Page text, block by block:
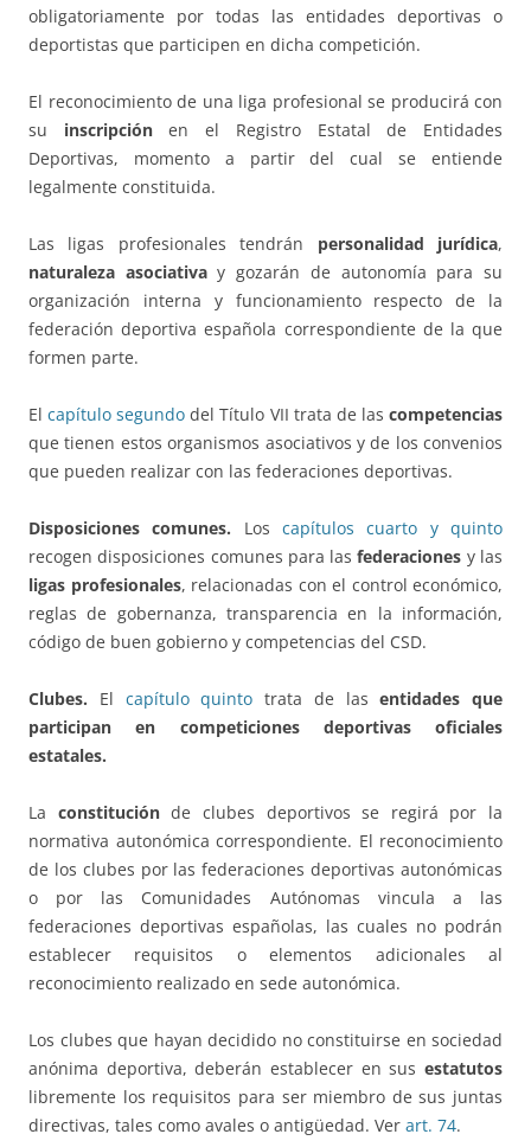
obligatoriamente por todas las entidades deportivas o
deportistas que participen en dicha competición.
El reconocimiento de una liga profesional se producirá con
su inscripciónen el Registro Estatal de Entidades
Deportivas, momento a partir del cual se entiende
legalmente constituida.
Las ligas profesionales tendrán personalidad jurídica,
naturaleza asociativay gozarán de autonomía para su
organización interna y funcionamiento respecto de la
federación deportiva española correspondiente de la que
formen parte.
Elcapítulo segundo del Título VII trata de lascompetencias
que tienen estos organismos asociativos y de los convenios
que pueden realizar con las federaciones deportivas.
Disposiciones comunes. Loscapítulos cuarto y quinto
recogen disposiciones comunes para lasfederaciones y las
ligas profesionales, relacionadas con el control económico,
reglas de gobernanza, transparencia en la información,
código de buen gobierno y competencias del CSD.
Clubes. El capítulo quinto trata de lasentidades que
participan en competiciones deportivas oficiales
estatales.
La constituciónde clubes deportivos se regirá por la
normativa autonómica correspondiente. El reconocimiento
de los clubes por las federaciones deportivas autonómicas
o por las Comunidades Autónomas vincula a las
federaciones deportivas españolas, las cuales no podrán
establecer requisitos o elementos adicionales al
reconocimiento realizado en sede autonómica.
Los clubes que hayan decidido no constituirse en sociedad
anónima deportiva, deberán establecer en sus estatutos
libremente los requisitos para ser miembro de sus juntas
directivas, tales como avales o antigüedad. Ver art. 74.